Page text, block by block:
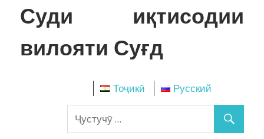
Skip
to
Суди иқтисодии
вилояти Суғд
Тоҷикӣ Русский